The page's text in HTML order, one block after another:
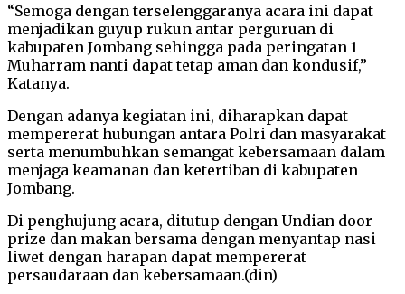
“Semoga dengan terselenggaranya acara ini dapat
menjadikan guyup rukun antar perguruan di
kabupaten Jombang sehingga pada peringatan 1
Muharram nanti dapat tetap aman dan kondusif,”
Katanya.
Dengan adanya kegiatan ini, diharapkan dapat
mempererat hubungan antara Polri dan masyarakat
serta menumbuhkan semangat kebersamaan dalam
menjaga keamanan dan ketertiban di kabupaten
Jombang.
Di penghujung acara, ditutup dengan Undian door
prize dan makan bersama dengan menyantap nasi
liwet dengan harapan dapat mempererat
persaudaraan dan kebersamaan.(din)